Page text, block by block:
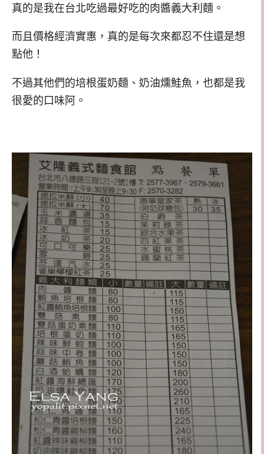
真的是我在台北吃過最好吃的肉醬義大利麵。
而且價格經濟實惠，真的是每次來都忍不住還是想
點他！
不過其他們的培根蛋奶麵、奶油燻鮭魚，也都是我
很愛的口味阿。